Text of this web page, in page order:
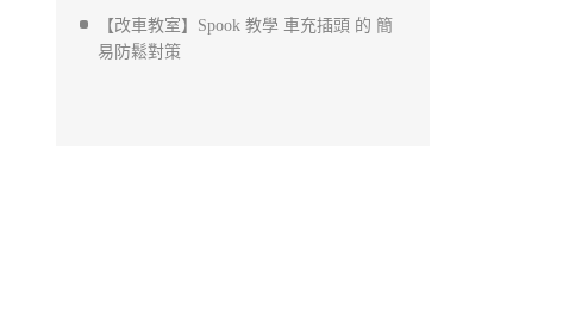
【改車教室】Spook 教學 車充插頭 的 簡
易防鬆對策